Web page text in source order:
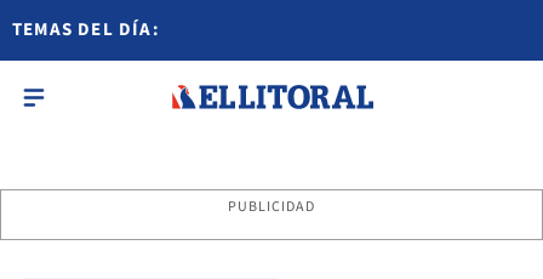
TEMAS DEL DÍA:
PUBLICIDAD